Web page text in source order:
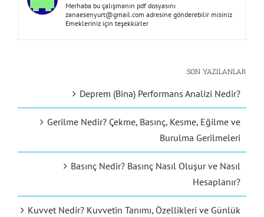
Merhaba bu çalışmanın pdf dosyasını
zanaesenyurt@gmail.com adresine gönderebilir misiniz
Emekleriniz için teşekkürler
SON YAZILANLAR
Deprem (Bina) Performans Analizi Nedir?
Gerilme Nedir? Çekme, Basınç, Kesme, Eğilme ve
Burulma Gerilmeleri
Basınç Nedir? Basınç Nasıl Oluşur ve Nasıl
Hesaplanır?
Kuvvet Nedir? Kuvvetin Tanımı, Özellikleri ve Günlük